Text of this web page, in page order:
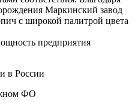
Маркинский завод
с широкой палитрой цвета
предприятия
в России
ФО